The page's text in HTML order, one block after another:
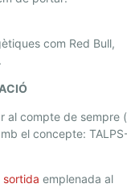
com Red Bull,
al compte de sempre
el concepte:
emplenada al